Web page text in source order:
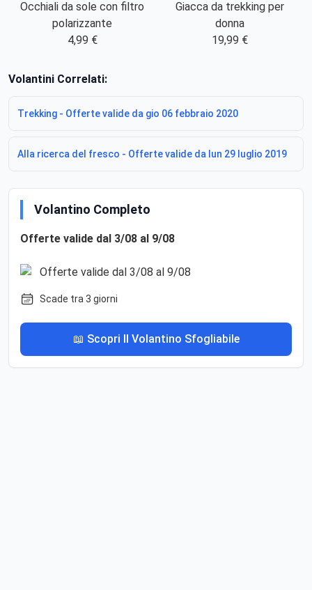
Occhiali da sole con filtro
polarizzante
4,99 €
Giacca da trekking per
donna
19,99 €
Volantini Correlati:
Trekking - Offerte valide da gio 06 febbraio 2020
Alla ricerca del fresco - Offerte valide da lun 29 luglio 2019
Volantino Completo
Offerte valide dal 3/08 al 9/08
Scade tra 3 giorni
📖 Scopri Il Volantino Sfogliabile